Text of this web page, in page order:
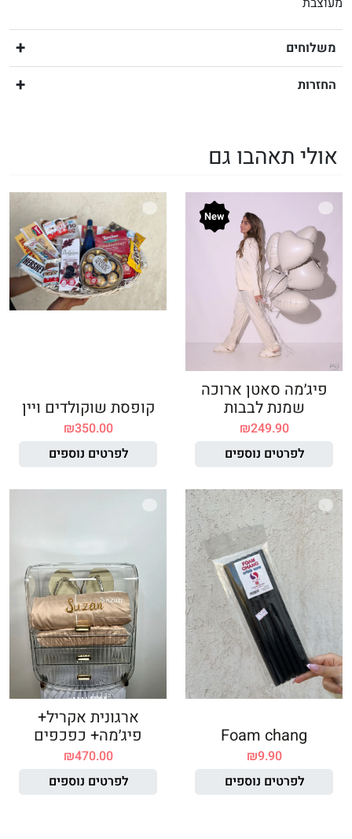
משלוחים
החזרות
אולי תאהבו גם
New
פיג׳מה סאטן ארוכה
שמנת לבבות
₪249.90
לפרטים נוספים
קופסת שוקולדים ויין
₪350.00
לפרטים נוספים
Foam chang
₪9.90
לפרטים נוספים
ארגונית אקריל+
פיג׳מה+ כפכפים
₪470.00
לפרטים נוספים